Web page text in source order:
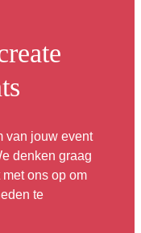
van jouw event
denken graag
ons op om
te